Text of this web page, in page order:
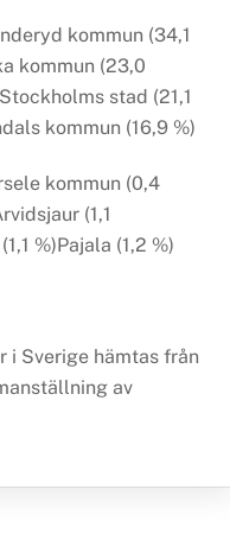
kommun (34,1
kommun (23,0
stad (21,1
kommun (16,9 %)
kommun (0,4
(1,1
%)Pajala (1,2 %)
i Sverige hämtas från
av